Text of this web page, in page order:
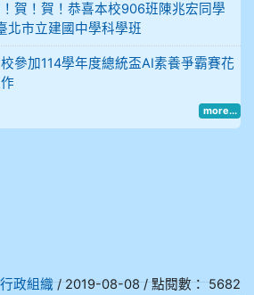
賀！賀！恭喜本校906班陳兆宏同學
北市立建國中學科學班
參加114學年度總統盃AI素養爭霸賽花
more...
行政組織/ 2019-08-08 / 點閱數： 5682